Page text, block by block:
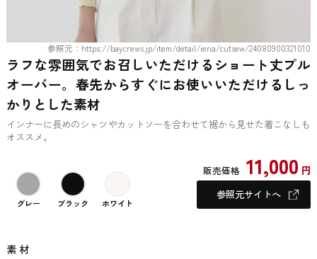
参照元：https://baycrews.jp/item/detail/iena/cutsew/24080900321010
ラフな雰囲気でお召しいただけるショート丈プル
オーバー。春先からすぐにお使いいただけるしっ
かりとした素材
インナーに長めのシャツやカットソーを合わせて裾から見せた着こなしも
オススメ。
グレー ブラック ホワイト
販売価格 11,000 円
参照元サイトへ
素 材